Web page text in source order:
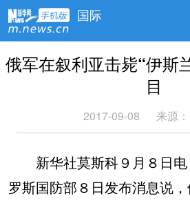
国际
俄军在叙利亚击毙“伊斯
目
2017-09-08 来源：
新华社莫斯科９月８日电
罗斯国防部８日发布消息说